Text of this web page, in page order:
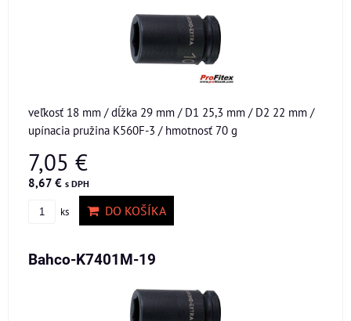
veľkosť 18 mm / dĺžka 29 mm / D1 25,3 mm / D2 22 mm /
upínacia pružina K560F-3 / hmotnosť 70 g
7,05 €
8,67 € s DPH
ks DO KOŠÍKA
Bahco-K7401M-19